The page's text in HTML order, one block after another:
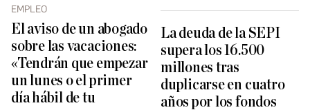
EMPLEO
El aviso de un abogado
sobre las vacaciones:
«Tendrán que empezar
un lunes o el primer
día hábil de tu
La deuda de la SEPI
supera los 16.500
millones tras
duplicarse en cuatro
años por los fondos